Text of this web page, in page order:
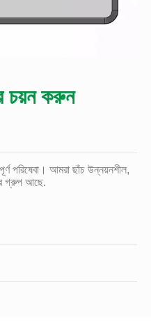
চয়ন করুন
পরিষেবা। আমরা ছাঁচ উন্নয়নশীল,
গ্রুপ আছে.